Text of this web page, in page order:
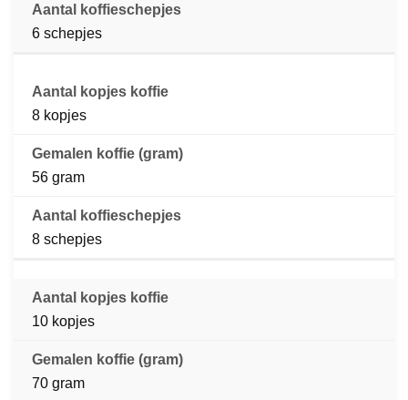
6 schepjes
8 kopjes
56 gram
8 schepjes
10 kopjes
70 gram